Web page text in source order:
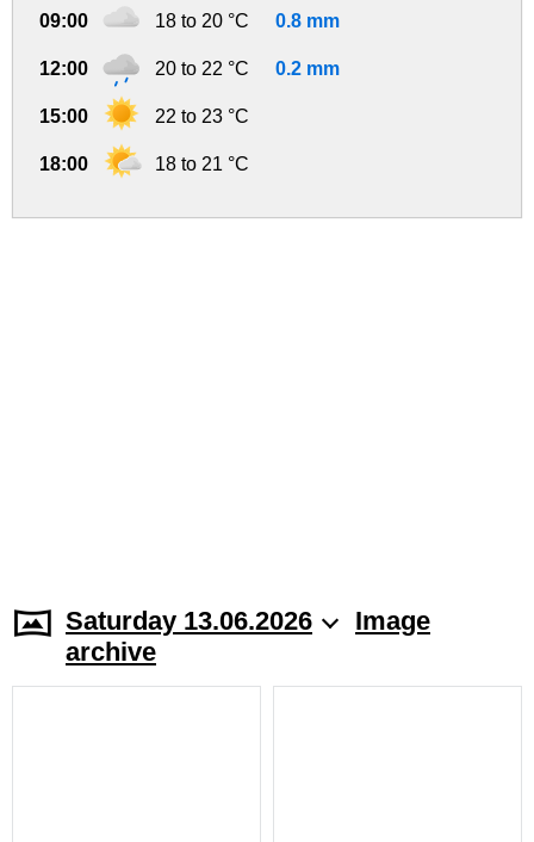
09:00 18 to 20 °C 0.8 mm
12:00 20 to 22 °C 0.2 mm
15:00 22 to 23 °C
18:00 18 to 21 °C
Saturday 13.06.2026
Image
archive